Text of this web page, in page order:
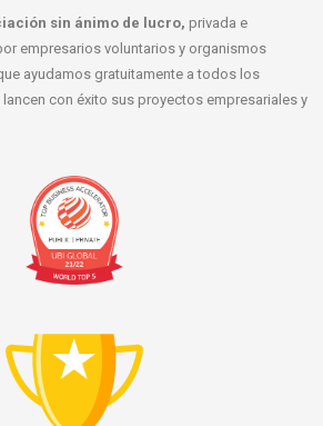
sin ánimo de lucro, privada e
empresarios voluntarios y organismos
ayudamos gratuitamente a todos los
con éxito sus proyectos empresariales y